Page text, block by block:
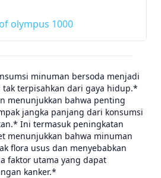
olympus 1000
minuman bersoda menjadi
terpisahkan dari gaya hidup.*
menunjukkan bahwa penting
jangka panjang dari konsumsi
Ini termasuk peningkatan
menunjukkan bahwa minuman
flora usus dan menyebabkan
faktor utama yang dapat
kanker.*